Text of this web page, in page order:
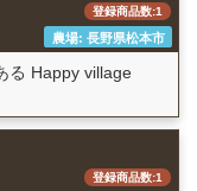
登録商品数:1
農場: 長野県松本市
る Happy village
登録商品数:1